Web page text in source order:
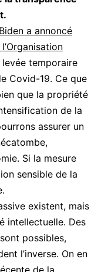
a annoncé
levée temporaire
Covid-19. Ce que
que la propriété
de la
assurer un
Si la mesure
sensible de la
existent, mais
intellectuelle. Des
possibles,
l’inverse. On en